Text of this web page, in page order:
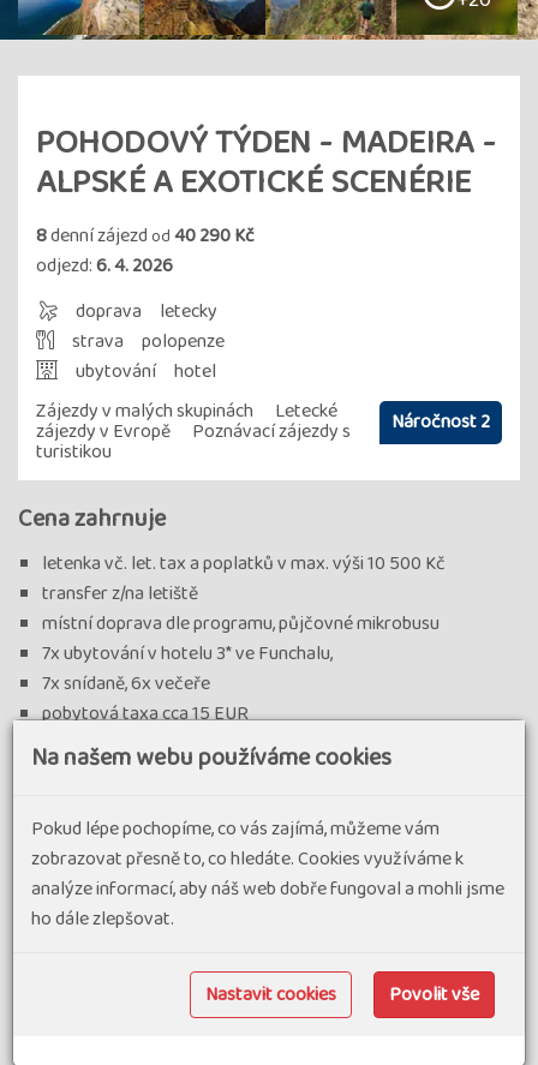
POHODOVÝ TÝDEN - MADEIRA -
ALPSKÉ A EXOTICKÉ SCENÉRIE
8denní zájezd od40 290 Kč
odjezd:6. 4. 2026
doprava
letecky
strava
polopenze
ubytování hotel
Zájezdy v malých skupinách
Letecké
zájezdy v Evropě Poznávací zájezdy s
turistikou
Náročnost 2
Cena zahrnuje
letenka vč. let. tax a poplatků v max. výši 10 500 Kč
transfer z/na letiště
místní doprava dle programu, půjčovné mikrobusu
7x ubytování v hotelu 3* ve Funchalu,
7x snídaně, 6x večeře
pobytová taxa cca 15 EUR
vedoucí zájezdu, informační materiály
ostatní strava
fakultativní programy
lanovky, sjezd saněmi, vstupné a vstup na levády (cca 70
EUR)
1lůžkový pokoj 6 400 Kč
sleva za ubytování bez večeří - 2 000 Kč
Na našem webu používáme cookies
Pokud lépe pochopíme, co vás zajímá, můžeme vám
zobrazovat přesně to, co hledáte. Cookies využíváme k
analýze informací, aby náš web dobře fungoval a mohli jsme
ho dále zlepšovat.
Nastavit cookies Povolit vše